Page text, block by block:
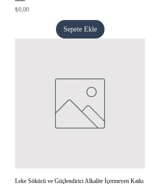
Fiyat
₺0,00
Sepete Ekle
Leke Sökücü ve Güçlendirici Alkalite İçermeyen Katkı